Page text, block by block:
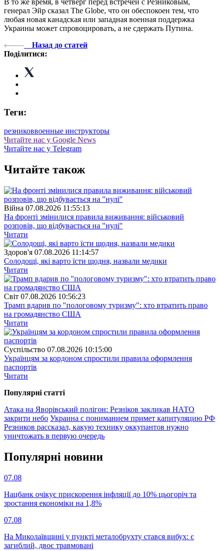
генерал Эйр сказал The Globe, что он обеспокоен тем, что
любая новая канадская или западная военная поддержка
Украины может спровоцировать, а не сдержать Путина.
Назад до статей
Поділитися:
Теги:
резниковвоенные инструкторы
Читайте нас у Google News
Читайте нас у Telegram
Читайте також
Війна 07.08.2026 11:55:13
На фронті змінилися правила виживання: військовий
розповів, що відбувається на "нулі"
Читати
Здоров'я 07.08.2026 11:14:57
Солодощі, які варто їсти щодня, назвали медики
Читати
Свiт 07.08.2026 10:56:23
Трамп вдарив по "пологовому туризму": хто втратить право
на громадянство США
Читати
Суспiльство 07.08.2026 10:15:00
Українцям за кордоном спростили правила оформлення
паспортів
Читати
Популярнi статтi
Атака на Яворівський полігон: Резніков закликав НАТО
закрити небо Украина с пониманием примет капитуляцию РФ
Резников рассказал, какую технику оккупантов нужно
уничтожать в первую очередь
Популярнi новини
07.08
Нацбанк очікує прискорення інфляції до 10% цьогоріч та
зростання економіки на 1,8%
07.08
На Миколаївщині у пункті металобрухту стався вибух: є
загиблий, двоє травмовані